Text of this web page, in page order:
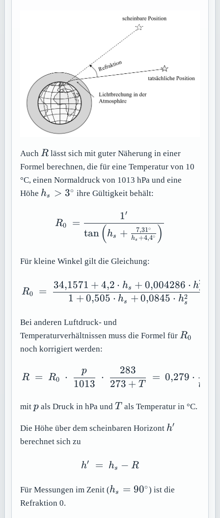
AuchR
R lässt sich mit guter Näherung in einer
Formel berechnen, die für eine Temperatur von 10
°C, einen Normaldruck von 1013 hPa und eine
Höhe h_s >
hs > 3∘ ihre Gültigkeit behält:
R_0\
R0
=
tan ( hs + hs +4,4∘
7,31∘ )
1′
Für kleine Winkel gilt die Gleichung:
R_0\ =\
R0 =
1 + 0,505 ⋅ hs + 0,0845 ⋅ hs
2
34,1571 + 4,2 ⋅ hs + 0,004286 ⋅ hs
2
Bei anderen Luftdruck- und
Temperaturverhältnissen muss die Formel fürR_0
R0
noch korrigiert werden:
R\ =\ R_0\ \cdot \
R = R0 ⋅
1013
p
⋅
273 + T
283
= 0,279 ⋅
t
mitp
p als Druck in hPa undT
T als Temperatur in °C.
Die Höhe über dem scheinbaren Horizont h'
h′
berechnet sich zu
h'\ =\ h_s-R
h′ = hs − R
Für Messungen im Zenit (h_s =
hs = 90∘) ist die
Refraktion 0.